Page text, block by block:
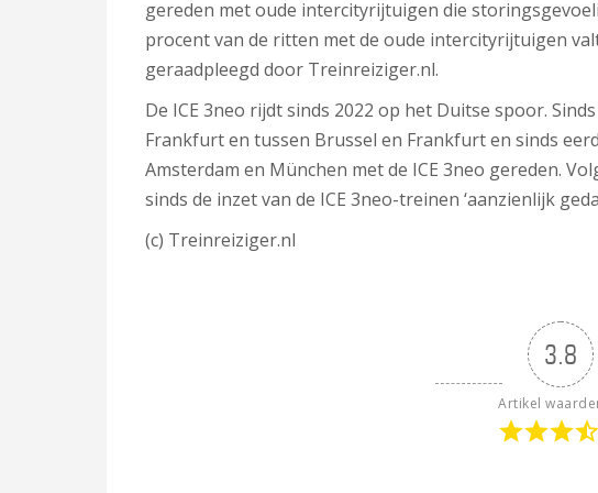
gereden met oude intercityrijtuigen die
procent van de ritten met de oude intercityrijtuigen
geraadpleegd door Treinreiziger.nl.
De ICE 3neo rijdt sinds 2022 op het Duitse spoor.
Frankfurt en tussen Brussel en Frankfurt en sinds
Amsterdam en München met de ICE 3neo gereden.
sinds de inzet van de ICE 3neo-treinen ‘aanzienlijk
(c) Treinreiziger.nl
3.8
Artikel